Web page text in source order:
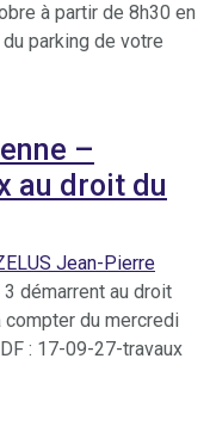
à partir de 8h30 en
parking de votre
–
au droit du
Jean-Pierre
3 démarrent au droit
du mercredi
: 17-09-27-travaux